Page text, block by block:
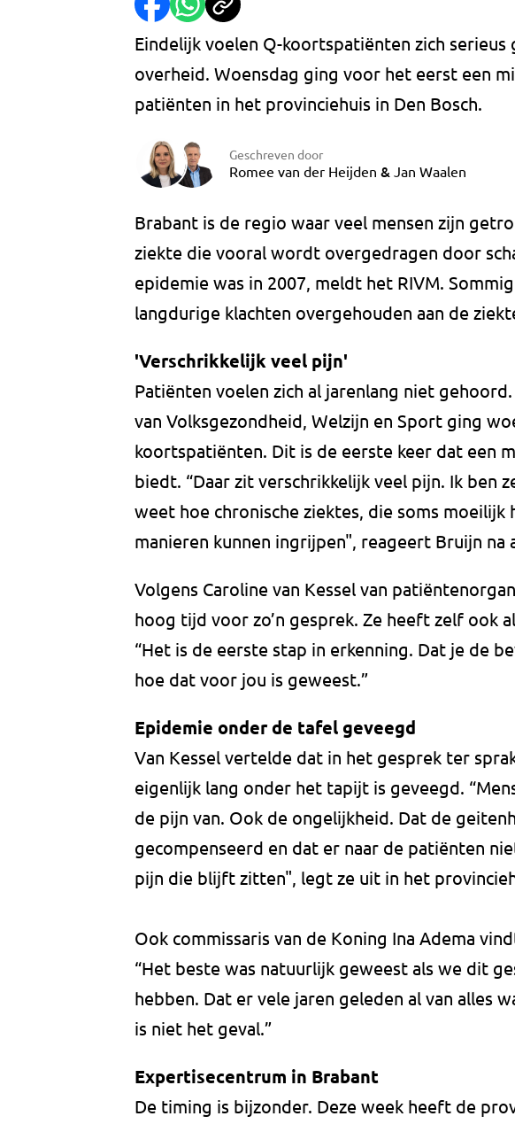
Eindelijk voelen Q-koortspatiënten zich
overheid. Woensdag ging voor het eerst een
patiënten in het provinciehuis in Den Bosch.
Geschreven door
Romee van der Heijden & Jan Waalen
Brabant is de regio waar veel mensen zijn
ziekte die vooral wordt overgedragen door
epidemie was in 2007, meldt het RIVM.
langdurige klachten overgehouden aan de
'Verschrikkelijk veel pijn'
Patiënten voelen zich al jarenlang niet
van Volksgezondheid, Welzijn en Sport ging
koortspatiënten. Dit is de eerste keer dat een
biedt. “Daar zit verschrikkelijk veel pijn. Ik ben
weet hoe chronische ziektes, die soms moeilijk
manieren kunnen ingrijpen", reageert Bruijn na
Volgens Caroline van Kessel van
hoog tijd voor zo’n gesprek. Ze heeft zelf ook
“Het is de eerste stap in erkenning. Dat je de
hoe dat voor jou is geweest.”
Epidemie onder de tafel geveegd
Van Kessel vertelde dat in het gesprek ter
eigenlijk lang onder het tapijt is geveegd.
de pijn van. Ook de ongelijkheid. Dat de
gecompenseerd en dat er naar de patiënten
pijn die blijft zitten", legt ze uit in het
Ook commissaris van de Koning Ina Adema
“Het beste was natuurlijk geweest als we dit
hebben. Dat er vele jaren geleden al van alles
is niet het geval.”
Expertisecentrum in Brabant
De timing is bijzonder. Deze week heeft de